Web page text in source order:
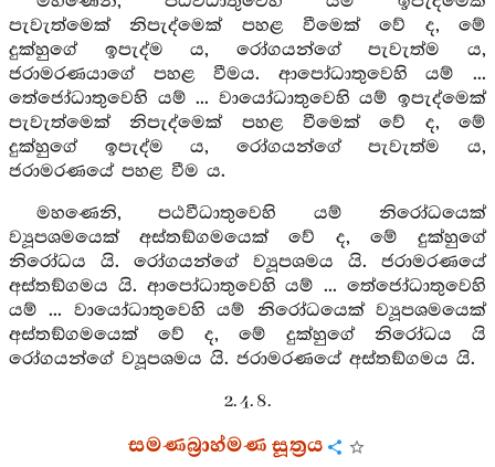
පැවැත්මෙක් නිපැද්මෙක් පහළ වීමෙක් වේ ද, මේ
දුක්හුගේ ඉපැද්ම ය, රෝගයන්ගේ පැවැත්ම ය,
ජරාමරණයාගේ පහළ වීමය. ආපෝධාතුවෙහි යම් ...
තේජෝධාතුවෙහි යම් ... වායෝධාතුවෙහි යම් ඉපැද්මෙක්
පැවැත්මෙක් නිපැද්මෙක් පහළ වීමෙක් වේ ද, මේ
දුක්හුගේ ඉපැද්ම ය, රෝගයන්ගේ පැවැත්ම ය,
ජරාමරණයේ පහළ වීම ය.
මහණෙනි, පඨවීධාතුවෙහි යම් නිරෝධයෙක්
ව්‍යූපශමයෙක් අස්තඞ්ගමයෙක් වේ ද, මේ දුක්හුගේ
නිරෝධය යි. රෝගයන්ගේ ව්‍යූපශමය යි. ජරාමරණයේ
අස්තඞ්ගමය යි. ආපෝධාතුවෙහි යම් ... තේජෝධාතුවෙහි
යම් ... වායෝධාතුවෙහි යම් නිරෝධයෙක් ව්‍යූපශමයෙක්
අස්තඞ්ගමයෙක් වේ ද, මේ දුක්හුගේ නිරෝධය යි
රෝගයන්ගේ ව්‍යූපශමය යි. ජරාමරණයේ අස්තඞ්ගමය යි.
2. 4. 8.
සමණබ්‍රාහ්මණ සූත්‍රය